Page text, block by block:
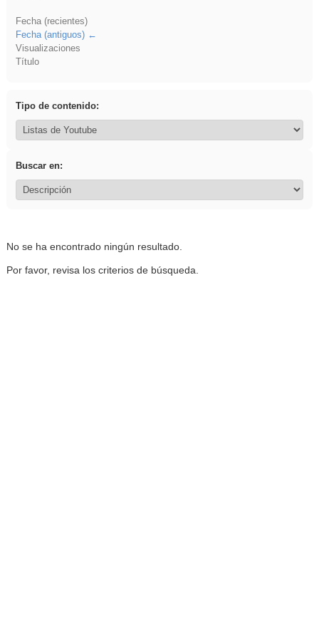
Fecha (recientes)
Fecha (antiguos)
Visualizaciones
Título
Tipo de contenido:
Buscar en:
No se ha encontrado ningún resultado.
Por favor, revisa los criterios de búsqueda.